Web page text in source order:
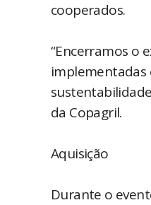
cooperados.
“Encerramos o
implementadas
da Copagril.
Aquisição
Durante o